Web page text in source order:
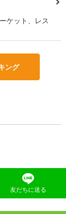
ケット、レス
ング
友だちに送る